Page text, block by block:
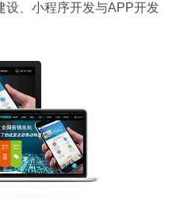
设、小程序开发与APP开发